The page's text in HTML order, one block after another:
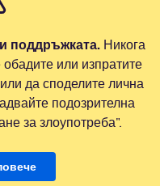
поддръжката.Никога
или изпратите
да споделите лична
подозрителна
за злоупотреба".